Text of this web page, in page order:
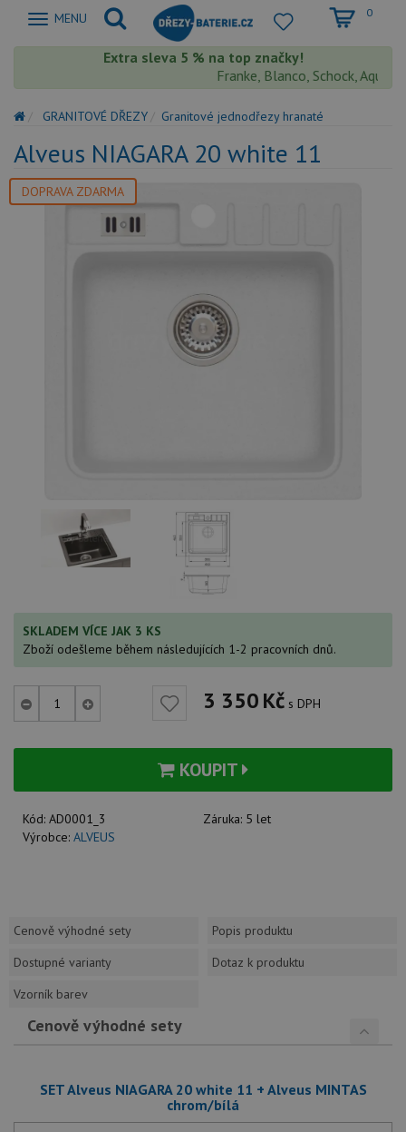
Zobrazit
MENU 0
Extra sleva 5 % na top značky!
Franke, Blanco, Schock,
GRANITOVÉ DŘEZY Granitové jednodřezy hranaté
Alveus NIAGARA 20 white 11
DOPRAVA ZDARMA
SKLADEM VÍCE JAK 3 KS
Zboží odešleme během následujících 1-2 pracovních dnů.
3 350Kč s DPH
KOUPIT
Kód: AD0001_3 Záruka: 5 let
Výrobce: ALVEUS
Cenově výhodné sety
Popis produktu
Dostupné varianty
Dotaz k produktu
Vzorník barev
Cenově výhodné sety
SET Alveus NIAGARA 20 white 11 + Alveus MINTAS
chrom/bílá